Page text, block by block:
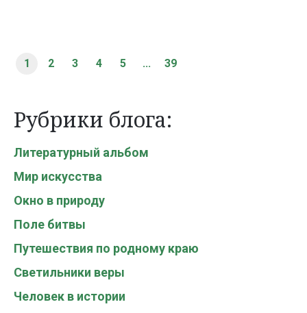
1 2 3 4 5 ... 39
Рубрики блога:
Литературный альбом
Мир искусства
Окно в природу
Поле битвы
Путешествия по родному краю
Светильники веры
Человек в истории